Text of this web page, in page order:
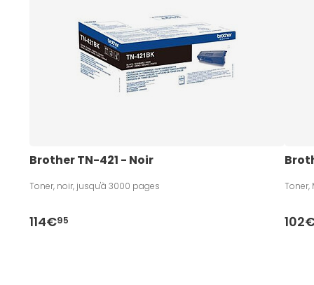
Brother TN-421 - Noir
Toner, noir, jusqu'à 3000 pages
114€95
Toner,